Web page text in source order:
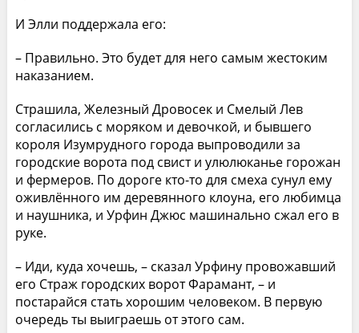
И Элли поддержала его:
– Правильно. Это будет для него самым жестоким
наказанием.
Страшила, Железный Дровосек и Смелый Лев
согласились с моряком и девочкой, и бывшего
короля Изумрудного города выпроводили за
городские ворота под свист и улюлюканье горожан
и фермеров. По дороге кто-то для смеха сунул ему
оживлённого им деревянного клоуна, его любимца
и наушника, и Урфин Джюс машинально сжал его в
руке.
– Иди, куда хочешь, – сказал Урфину провожавший
его Страж городских ворот Фарамант, – и
постарайся стать хорошим человеком. В первую
очередь ты выиграешь от этого сам.